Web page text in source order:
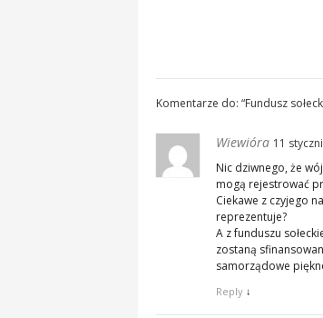
Komentarze do: “Fundusz
Wiewióra 11
Nic dziwnego, że
mogą rejestrować
Ciekawe z czyjego
reprezentuje?
A z funduszu
zostaną
samorządowe
Reply ↓